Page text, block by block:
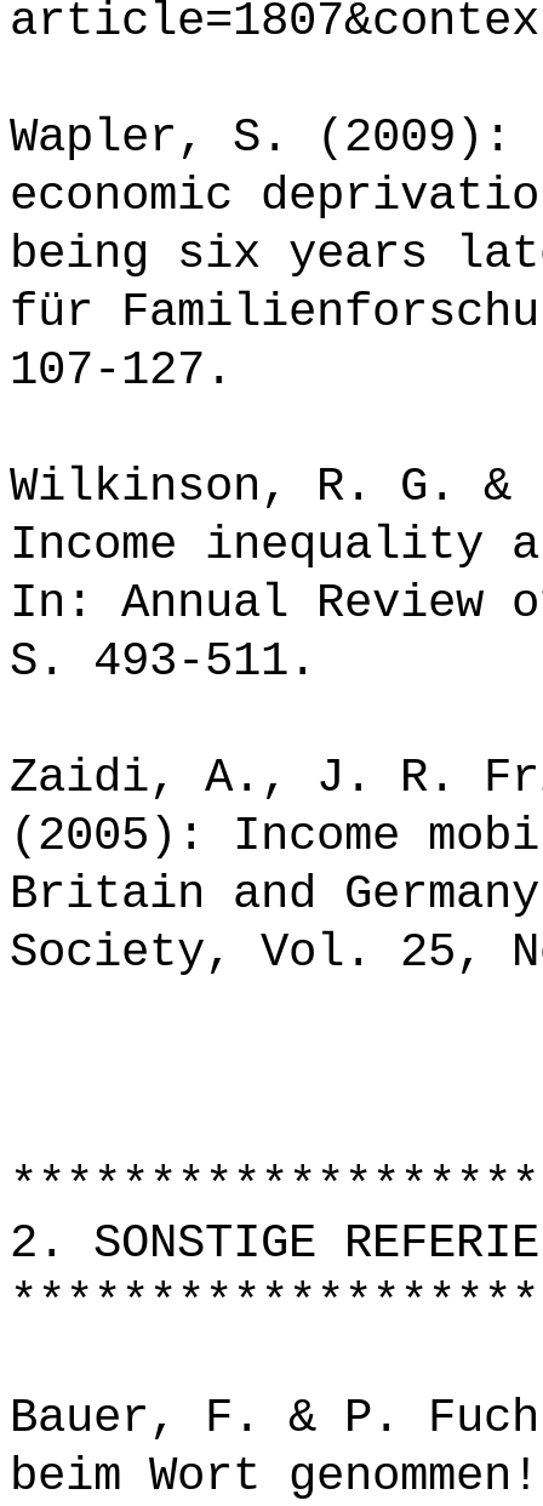
Wapler, S. (2009):
economic
being six years
für
107-127.
Wilkinson, R. G.
Income inequality
In: Annual Review
S. 493-511.
Zaidi, A., J. R.
(2005): Income
Britain and
Society, Vol. 25,
2. SONSTIGE
Bauer, F. & P.
beim Wort